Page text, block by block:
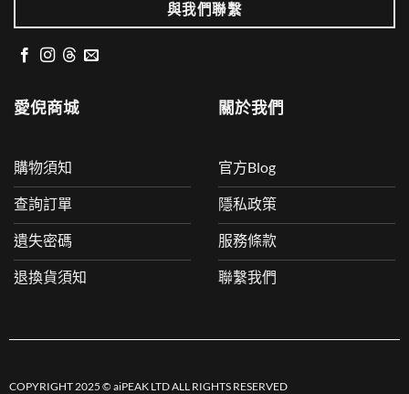
與我們聯繫
愛倪商城
購物須知
查詢訂單
遺失密碼
退換貨須知
關於我們
官方Blog
隱私政策
服務條款
聯繫我們
COPYRIGHT 2025 © aiPEAK LTD ALL RIGHTS RESERVED